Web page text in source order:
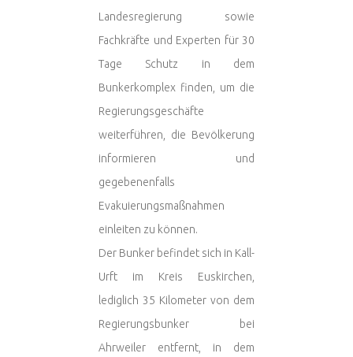
Landesregierung sowie
Fachkräfte und Experten für 30
Tage Schutz in dem
Bunkerkomplex finden, um die
Regierungsgeschäfte
weiterführen, die Bevölkerung
informieren und
gegebenenfalls
Evakuierungsmaßnahmen
einleiten zu können.
Der Bunker befindet sich in Kall-
Urft im Kreis Euskirchen,
lediglich 35 Kilometer von dem
Regierungsbunker bei
Ahrweiler entfernt, in dem